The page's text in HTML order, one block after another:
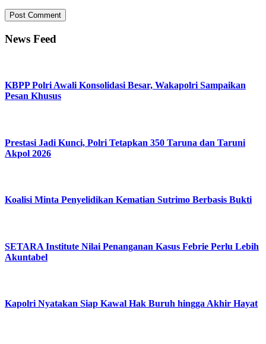
News Feed
KBPP Polri Awali Konsolidasi Besar, Wakapolri Sampaikan
Pesan Khusus
Prestasi Jadi Kunci, Polri Tetapkan 350 Taruna dan Taruni
Akpol 2026
Koalisi Minta Penyelidikan Kematian Sutrimo Berbasis Bukti
SETARA Institute Nilai Penanganan Kasus Febrie Perlu Lebih
Akuntabel
Kapolri Nyatakan Siap Kawal Hak Buruh hingga Akhir Hayat